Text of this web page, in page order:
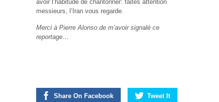
avoir l’habitude de chantonner: faites attention
messieurs, l’Iran vous regarde.
Merci à Pierre Alonso de m’avoir signalé ce
reportage…
Share On Facebook Tweet It